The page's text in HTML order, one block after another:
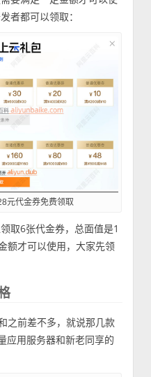
者都可以领取：
元代金券免费领取
取6张代金券，总面值是1
额才可以使用，大家先领
之前差不多，就说那几款
应用服务器和新老同享的